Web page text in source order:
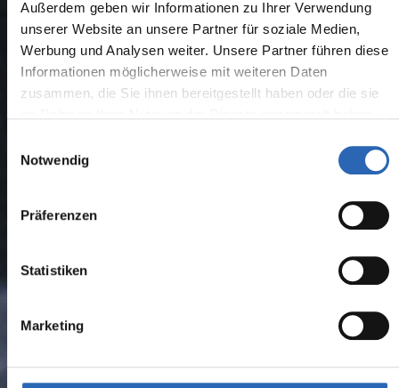
Außerdem geben wir Informationen zu Ihrer Verwendung
unserer Website an unsere Partner für soziale Medien,
Werbung und Analysen weiter. Unsere Partner führen diese
Informationen möglicherweise mit weiteren Daten
zusammen, die Sie ihnen bereitgestellt haben oder die sie
Notwendig
Präferenzen
Statistiken
Marketing